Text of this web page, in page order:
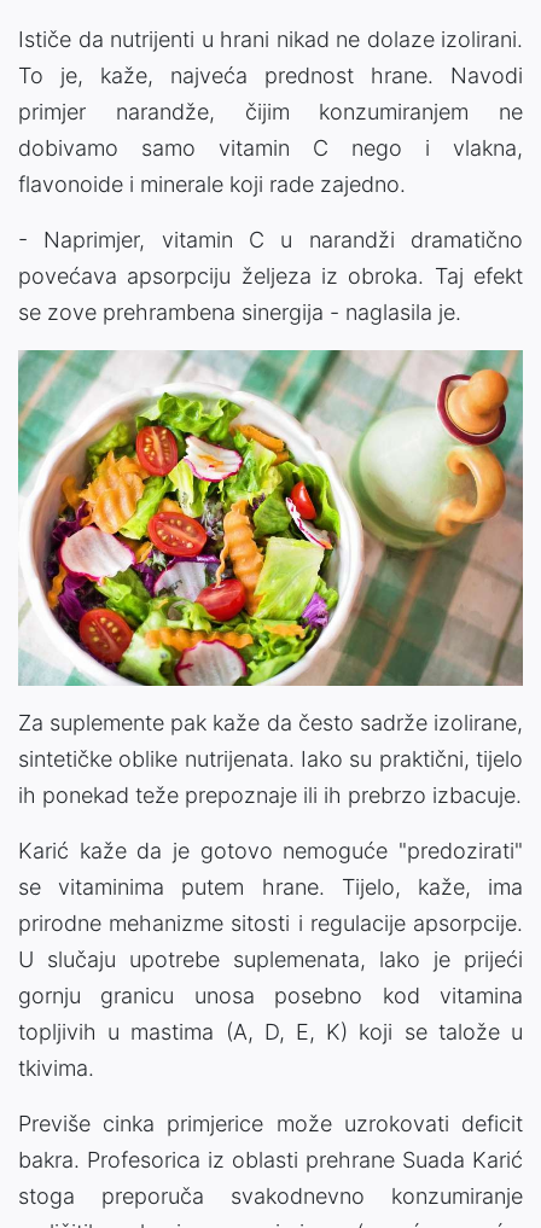
Ističe da nutrijenti u hrani nikad ne dolaze izolirani.
To je, kaže, najveća prednost hrane. Navodi
primjer narandže, čijim konzumiranjem ne
dobivamo samo vitamin C nego i vlakna,
flavonoide i minerale koji rade zajedno.
- Naprimjer, vitamin C u narandži dramatično
povećava apsorpciju željeza iz obroka. Taj efekt
se zove prehrambena sinergija - naglasila je.
Za suplemente pak kaže da često sadrže izolirane,
sintetičke oblike nutrijenata. Iako su praktični, tijelo
ih ponekad teže prepoznaje ili ih prebrzo izbacuje.
Karić kaže da je gotovo nemoguće "predozirati"
se vitaminima putem hrane. Tijelo, kaže, ima
prirodne mehanizme sitosti i regulacije apsorpcije.
U slučaju upotrebe suplemenata, lako je prijeći
gornju granicu unosa posebno kod vitamina
topljivih u mastima (A, D, E, K) koji se talože u
tkivima.
Previše cinka primjerice može uzrokovati deficit
bakra. Profesorica iz oblasti prehrane Suada Karić
stoga preporuča svakodnevno konzumiranje